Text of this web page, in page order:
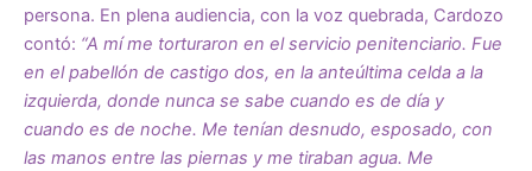
persona. En plena audiencia, con la voz quebrada, Cardozo
contó: “A mí me torturaron en el servicio penitenciario. Fue
en el pabellón de castigo dos, en la anteúltima celda a la
izquierda, donde nunca se sabe cuando es de día y
cuando es de noche. Me tenían desnudo, esposado, con
las manos entre las piernas y me tiraban agua. Me